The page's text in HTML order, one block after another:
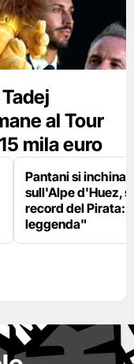
al Tour
mila euro
Pantani si inchina
sull'Alpe d'Huez,
record del Pirata:
leggenda"